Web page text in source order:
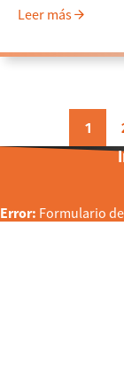
Leer más
1
Error: Formulario